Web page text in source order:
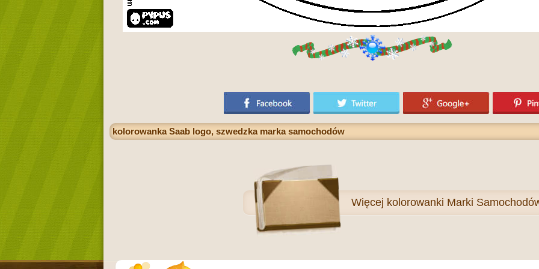
kolorowanka Saab logo, szwedzka marka samochodów
Więcej kolorowanki Marki